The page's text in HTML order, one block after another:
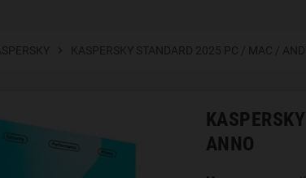
KASPERSKY STANDARD 2025 PC / MAC /
ANNO